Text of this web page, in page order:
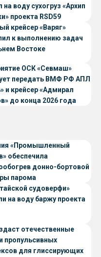
на воду сухогруз «Архип
проекта RSD59
крейсер «Варяг»
к выполнению задач
Востоке
ОСК «Севмаш»
передать ВМФ РФ АПЛ
и крейсер «Адмирал
до конца 2026 года
«Промышленный
обеспечила
донно-бортовой
парома
проекта CNF22
судоверфи»
на воду баржу проекта
отечественные
пропульсивных
для глиссирующих